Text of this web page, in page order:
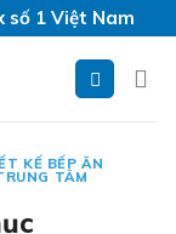
số 1 Việt Nam
KẾ BẾP ĂN
TÂM